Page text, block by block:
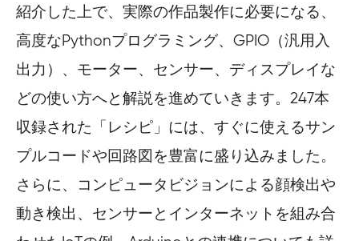
紹介した上で、実際の作品製作に必要になる、
高度なPythonプログラミング、GPIO（汎用入
出力）、モーター、センサー、ディスプレイな
どの使い方へと解説を進めていきます。247本
収録された「レシピ」には、すぐに使えるサン
プルコードや回路図を豊富に盛り込みました。
さらに、コンピュータビジョンによる顔検出や
動き検出、センサーとインターネットを組み合